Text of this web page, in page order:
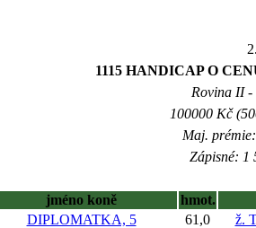
1115 HANDICAP O
Rovina II -
100000 Kč
Maj.
Zápisné: 1
jméno koně
hmot.
DIPLOMATKA, 5 61,0
ž.